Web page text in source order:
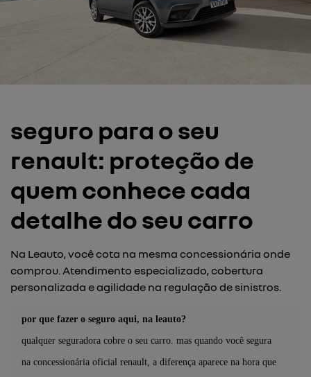
seguro para o seu
renault: proteção de
quem conhece cada
detalhe do seu carro
Na Leauto, você cota na mesma concessionária onde
comprou. Atendimento especializado, cobertura
personalizada e agilidade na regulação de sinistros.
por que fazer o seguro aqui, na leauto?
qualquer seguradora cobre o seu carro. mas quando você segura
na concessionária oficial renault, a diferença aparece na hora que